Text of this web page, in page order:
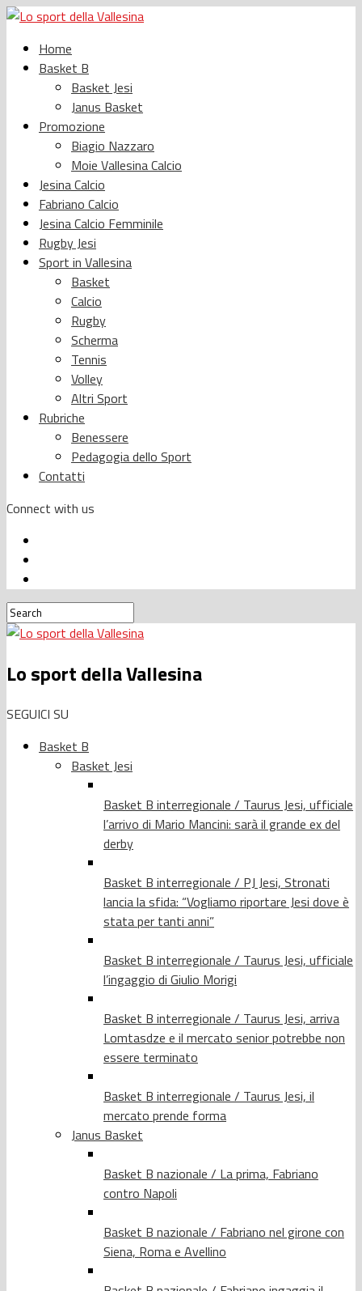
Home
Basket B
Basket Jesi
Janus Basket
Promozione
Biagio Nazzaro
Moie Vallesina Calcio
Jesina Calcio
Fabriano Calcio
Jesina Calcio Femminile
Rugby Jesi
Sport in Vallesina
Basket
Calcio
Rugby
Scherma
Tennis
Volley
Altri Sport
Rubriche
Benessere
Pedagogia dello Sport
Contatti
Connect with us
Lo sport della Vallesina
SEGUICI SU
Basket B
Basket Jesi
Basket B interregionale / Taurus Jesi, ufficiale
l’arrivo di Mario Mancini: sarà il grande ex del
derby
Basket B interregionale / PJ Jesi, Stronati
lancia la sfida: “Vogliamo riportare Jesi dove è
stata per tanti anni”
Basket B interregionale / Taurus Jesi, ufficiale
l’ingaggio di Giulio Morigi
Basket B interregionale / Taurus Jesi, arriva
Lomtasdze e il mercato senior potrebbe non
essere terminato
Basket B interregionale / Taurus Jesi, il
mercato prende forma
Janus Basket
Basket B nazionale / La prima, Fabriano
contro Napoli
Basket B nazionale / Fabriano nel girone con
Siena, Roma e Avellino